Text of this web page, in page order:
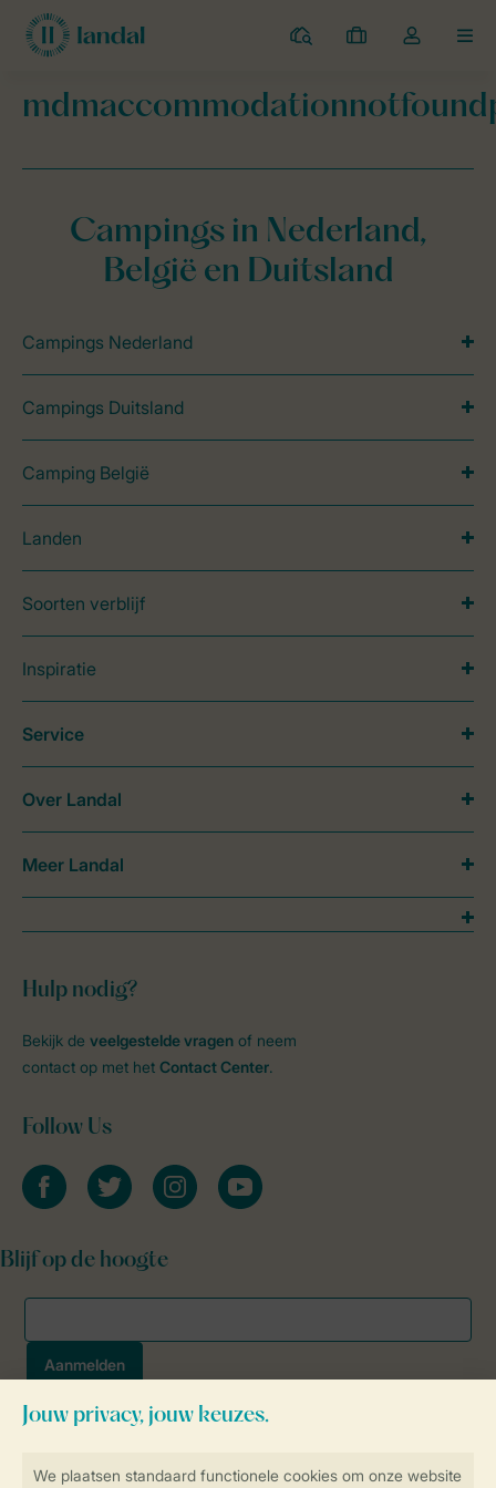
Campings
Mijn
Open
dropdown
van
account
Landal Camping mdmaccommodationnotfoundpage
Campings in Nederland,
België en Duitsland
Campings Nederland
Campings Duitsland
Camping België
Landen
Soorten verblijf
Inspiratie
Hulp nodig?
Bekijk de veelgestelde vragen of neem
contact op met het Contact Center.
Follow Us
facebooktwitter instagramyoutube
Blijf op de hoogte
Service
Over Landal
Meer Landal